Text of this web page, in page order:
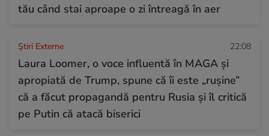
tău când stai aproape o zi întreagă în aer
Știri Externe 22:08
Laura Loomer, o voce influentă în MAGA și
apropiată de Trump, spune că îi este „rușine”
că a făcut propagandă pentru Rusia și îl critică
pe Putin că atacă biserici